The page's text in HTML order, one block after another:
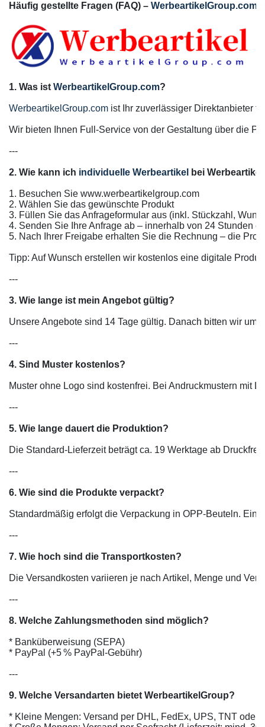
Häufig gestellte Fragen (FAQ) – WerbeartikelGroup.com
1. Was ist WerbeartikelGroup.com
WerbeartikelGroup.com ist Ihr zuverlässiger Direktanbieter
Wir bieten Ihnen Full-Service von der Gestaltung über die
---
2. Wie kann ich individuelle Werbeartikel bei
1. Besuchen Sie www.werbeartikelgroup.com
2. Wählen Sie das gewünschte Produkt
3. Füllen Sie das Anfrageformular aus (inkl. Stückzahl,
4. Senden Sie Ihre Anfrage ab – innerhalb von 24 Stunden
5. Nach Ihrer Freigabe erhalten Sie die Rechnung – die
Tipp: Auf Wunsch erstellen wir kostenlos eine digitale
---
3. Wie lange ist mein Angebot gültig?
Unsere Angebote sind 14 Tage gültig. Danach bitten wir
---
4. Sind Muster kostenlos?
Muster ohne Logo sind kostenfrei. Bei Andruckmustern mit
---
5. Wie lange dauert die Produktion?
Die Standard-Lieferzeit beträgt ca. 19 Werktage ab
---
6. Wie sind die Produkte verpackt?
Standardmäßig erfolgt die Verpackung in OPP-Beuteln.
---
7. Wie hoch sind die Transportkosten?
Die Versandkosten variieren je nach Artikel, Menge und
---
8. Welche Zahlungsmethoden sind möglich?
* Banküberweisung (SEPA)
* PayPal (+5 % PayPal-Gebühr)
---
9. Welche Versandarten bietet WerbeartikelGroup?
* Kleine Mengen: Versand per DHL, FedEx, UPS, TNT oder